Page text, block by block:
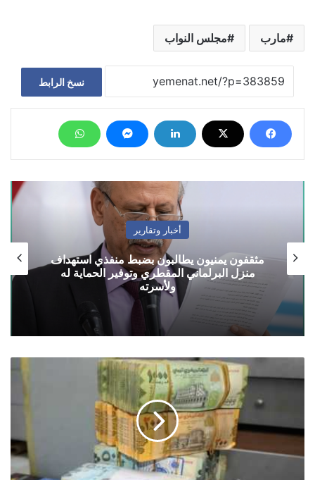
مارب مجلس النواب
نسخ الرابط
أخبار وتقارير
مثقفون يمنيون يطالبون بضبط منفذي استهداف
منزل البرلماني المقطري وتوفير الحماية له
ولأسرته
الصرف
الاثنين
15